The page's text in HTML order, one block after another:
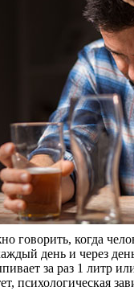
говорить, когда
день и через
за раз 1 литр
психологическая